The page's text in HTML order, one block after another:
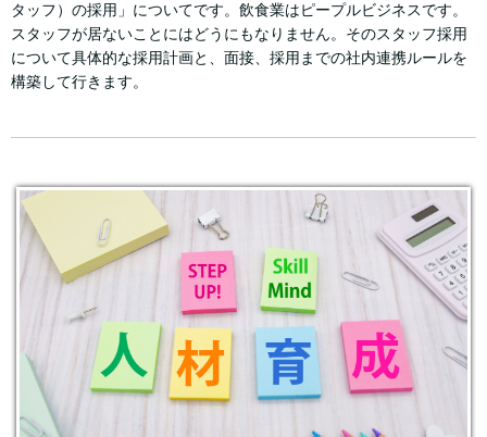
タッフ）の採用」についてです。飲食業はピープルビジネスです。
スタッフが居ないことにはどうにもなりません。そのスタッフ採用
について具体的な採用計画と、面接、採用までの社内連携ルールを
構築して行きます。